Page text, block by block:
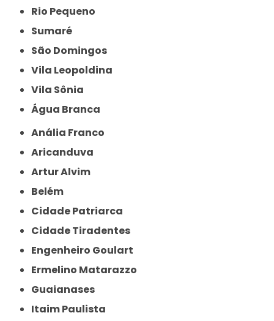
Rio Pequeno
Sumaré
São Domingos
Vila Leopoldina
Vila Sônia
Água Branca
Anália Franco
Aricanduva
Artur Alvim
Belém
Cidade Patriarca
Cidade Tiradentes
Engenheiro Goulart
Ermelino Matarazzo
Guaianases
Itaim Paulista